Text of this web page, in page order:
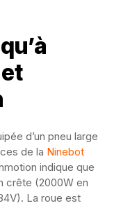
d’un pneu large
de la Ninebot
indique que
crête (2000W en
La roue est